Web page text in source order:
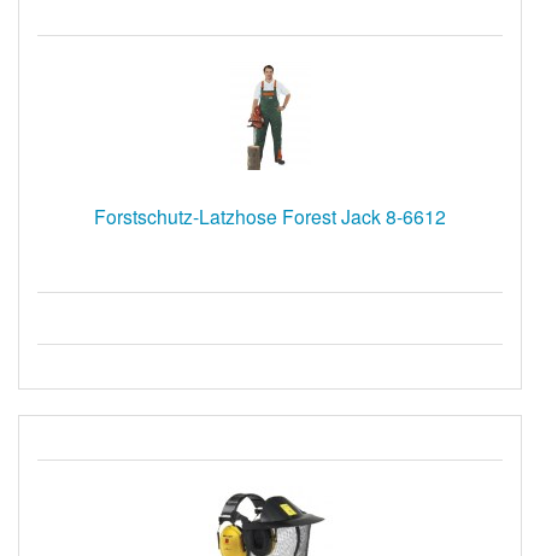
Forstschutz-Latzhose Forest Jack 8-6612